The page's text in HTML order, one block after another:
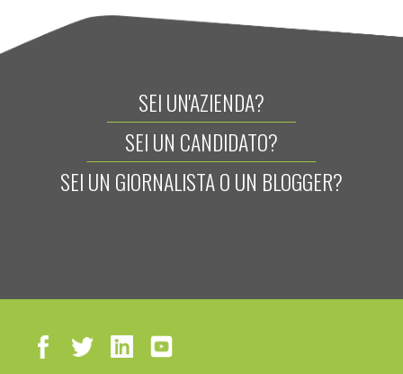
SEI UN'AZIENDA?
SEI UN CANDIDATO?
SEI UN GIORNALISTA O UN BLOGGER?